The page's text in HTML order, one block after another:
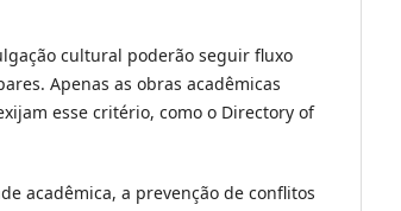
cultural poderão seguir fluxo
Apenas as obras acadêmicas
esse critério, como o Directory of
acadêmica, a prevenção de conflitos